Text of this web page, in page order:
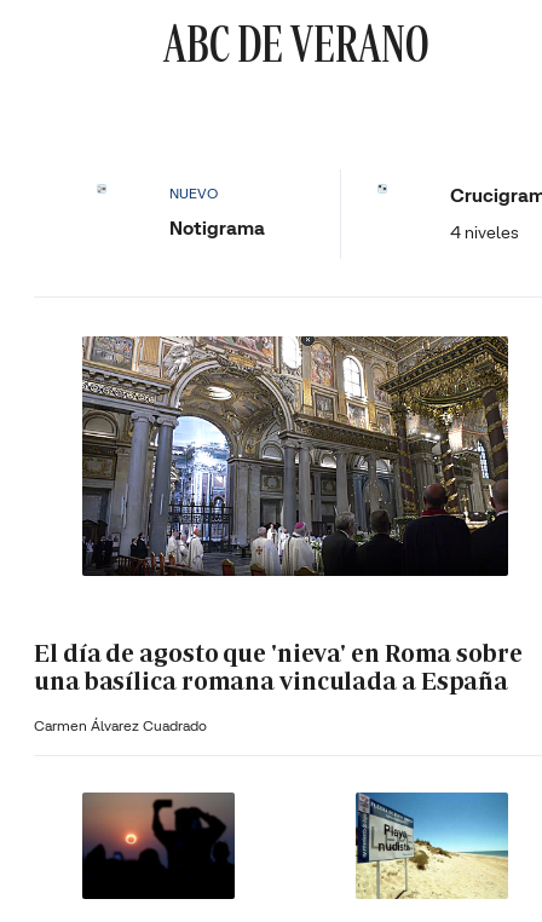
ABC DE VERANO
NUEVO
Notigrama 4 niveles
El día de agosto que 'nieva' en Roma sobre
una basílica romana vinculada a España
Carmen Álvarez Cuadrado